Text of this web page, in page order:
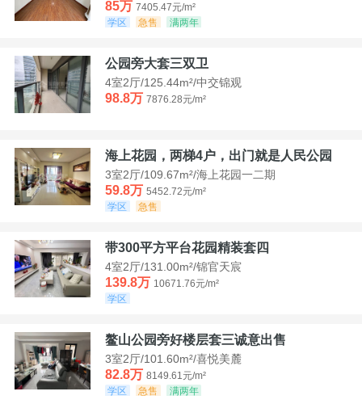
85万 7405.47元/m²
学区
急售 满两年
公园旁大套三双卫
4室2厅/125.44m²/中交锦观
98.8万 7876.28元/m²
海上花园，两梯4户，出门就是人民公园
3室2厅/109.67m²/海上花园一二期
59.8万 5452.72元/m²
学区
急售
带300平方平台花园精装套四
4室2厅/131.00m²/锦官天宸
139.8万 10671.76元/m²
学区
鳌山公园旁好楼层套三诚意出售
3室2厅/101.60m²/喜悦美麓
82.8万 8149.61元/m²
学区
急售 满两年